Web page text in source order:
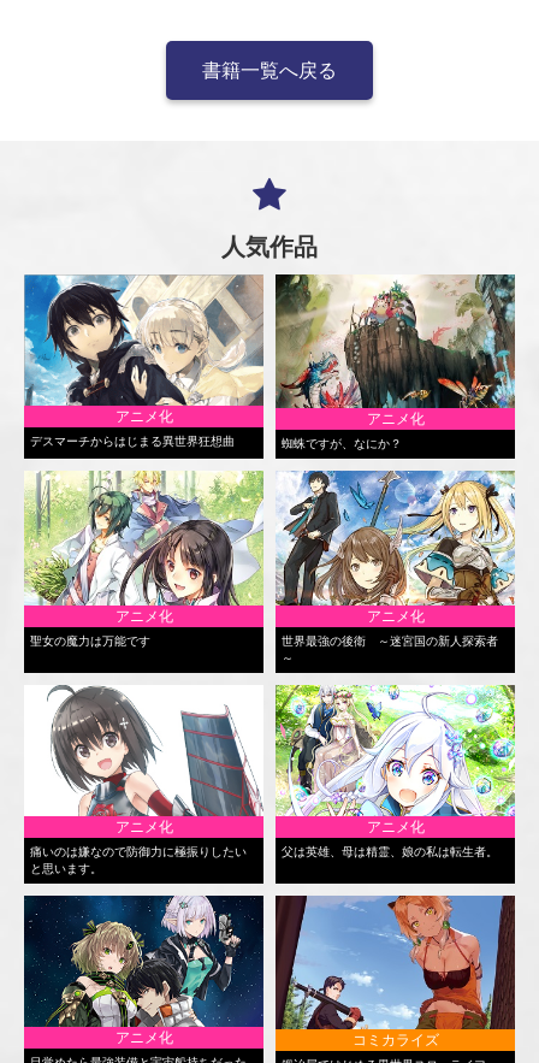
書籍一覧へ戻る
人気作品
アニメ化
デスマーチからはじまる異世界狂想曲
アニメ化
蜘蛛ですが、なにか？
アニメ化
聖女の魔力は万能です
アニメ化
世界最強の後衛 ～迷宮国の新人探索者
～
アニメ化
痛いのは嫌なので防御力に極振りしたい
と思います。
アニメ化
父は英雄、母は精霊、娘の私は転生者。
アニメ化 コミカライズ